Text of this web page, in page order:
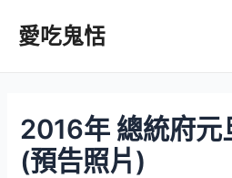
愛吃鬼恬
2016年 總統府元
(預告照片)